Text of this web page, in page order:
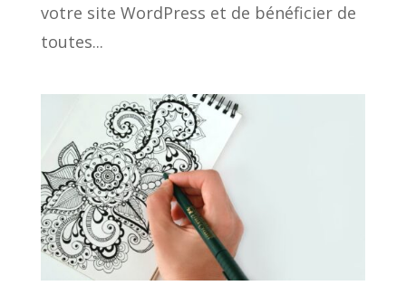
votre site WordPress et de bénéficier de
toutes...